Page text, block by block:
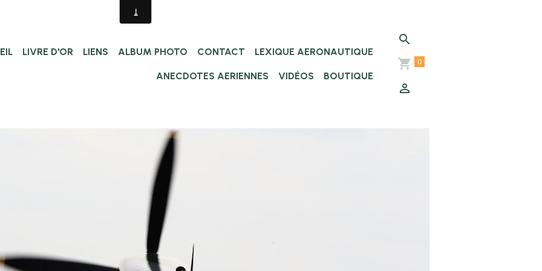
LIVRE D'OR LIENS ALBUM PHOTO CONTACT LEXIQUE AERONAUTIQUE
ANECDOTES AERIENNES VIDÉOS BOUTIQUE
0